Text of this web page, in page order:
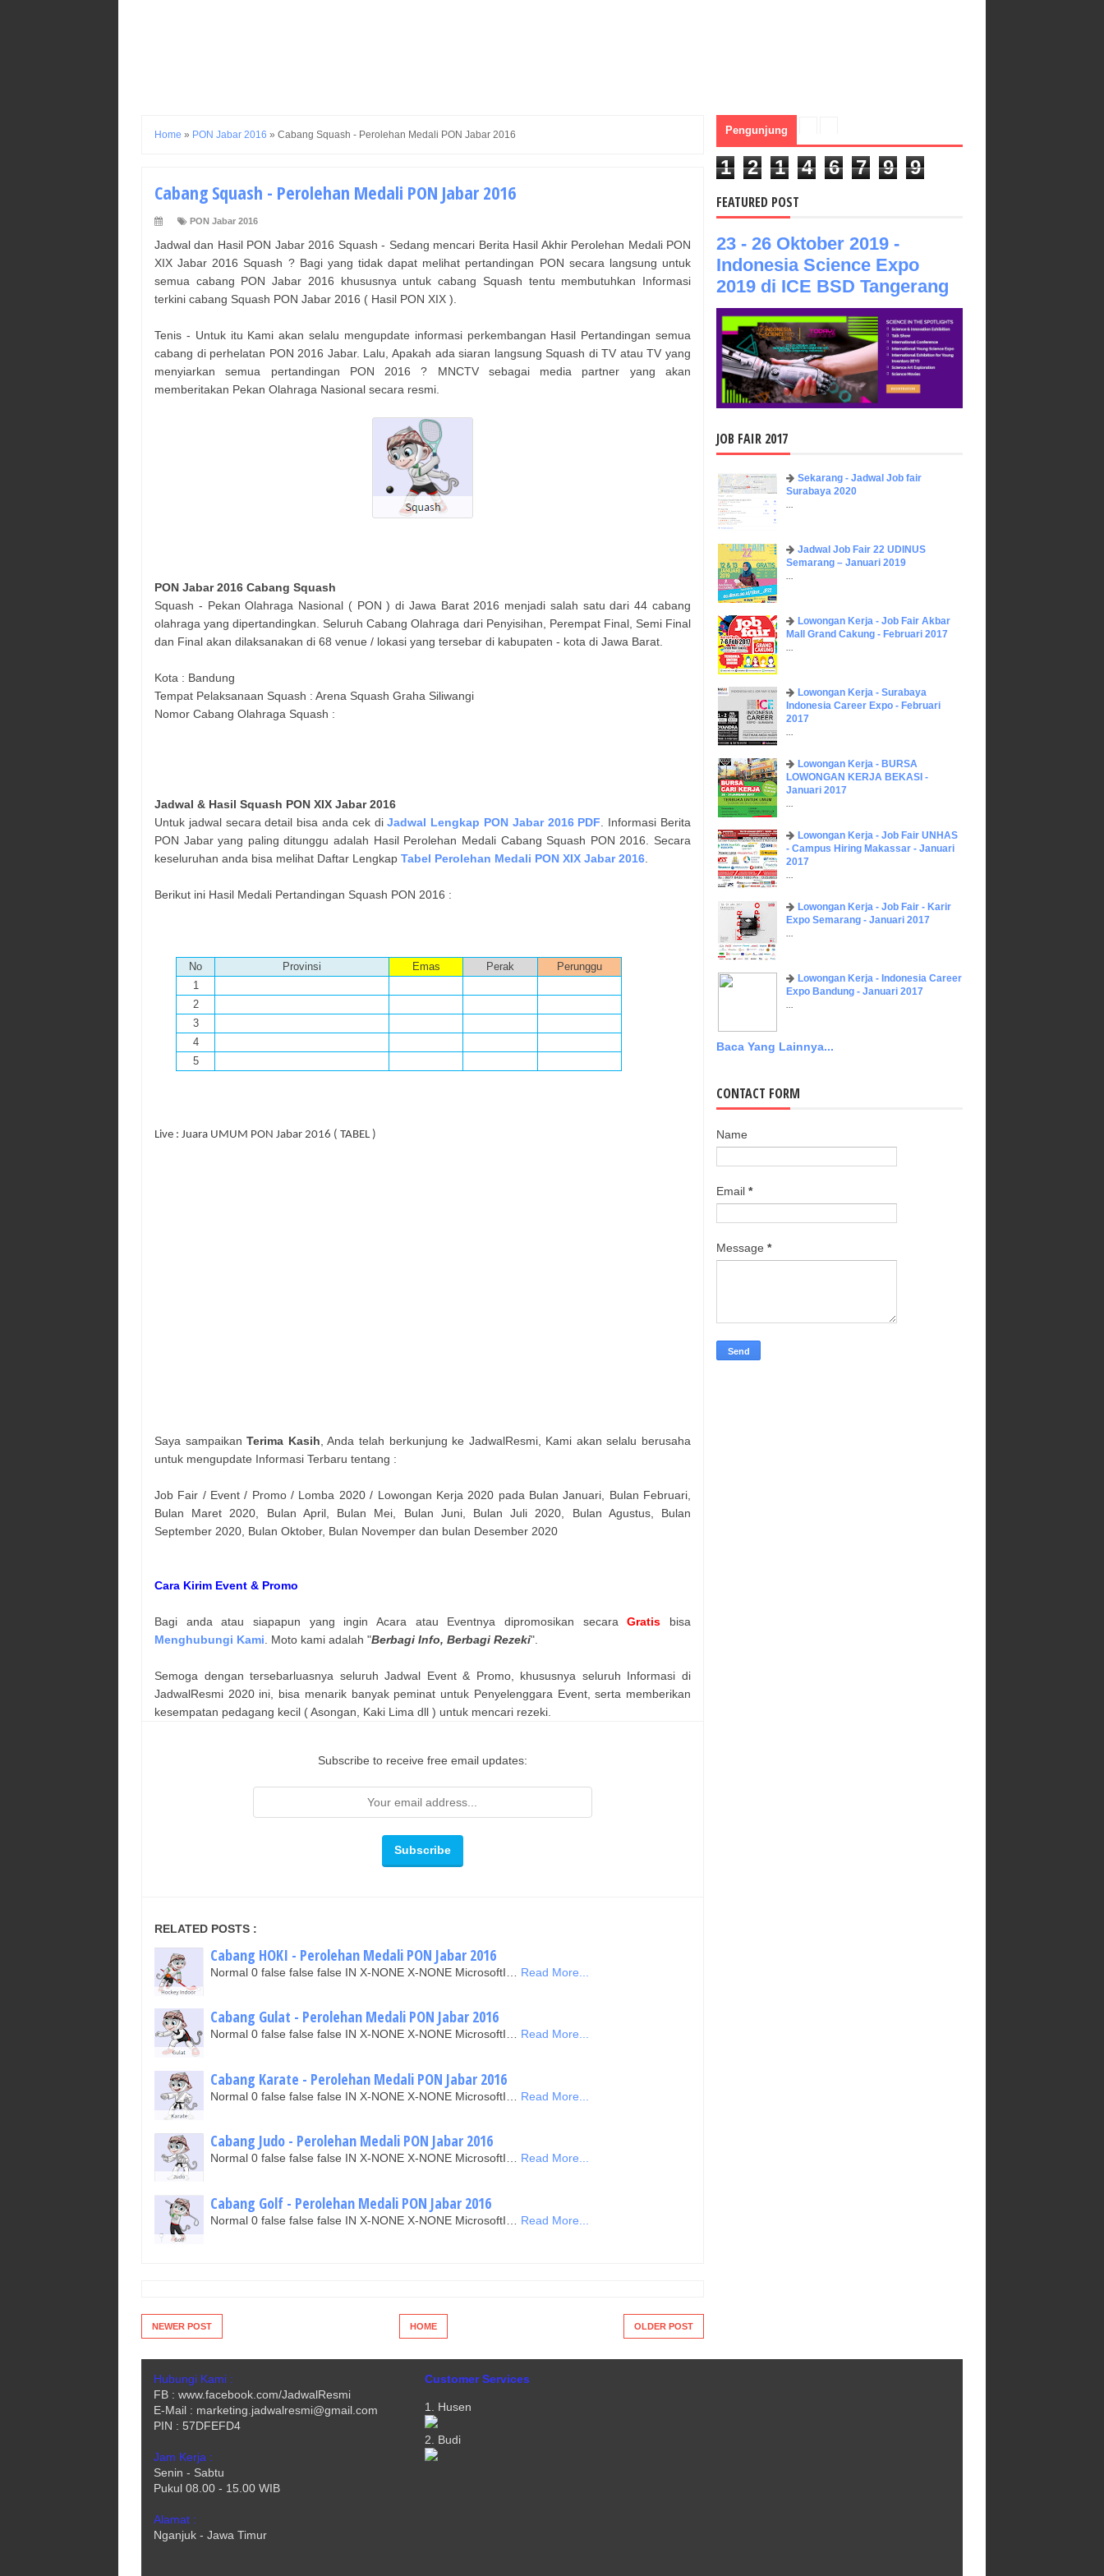
Home » PON Jabar 2016 » Cabang Squash - Perolehan Medali PON Jabar 2016
Cabang Squash - Perolehan Medali PON Jabar 2016
PON Jabar 2016
Jadwal dan Hasil PON Jabar 2016 Squash - Sedang mencari Berita Hasil Akhir Perolehan Medali PON
XIX Jabar 2016 Squash ? Bagi yang tidak dapat melihat pertandingan PON secara langsung untuk
semua cabang PON Jabar 2016 khususnya untuk cabang Squash tentu membutuhkan Informasi
terkini cabang Squash PON Jabar 2016 ( Hasil PON XIX ).
Tenis - Untuk itu Kami akan selalu mengupdate informasi perkembangan Hasil Pertandingan semua
cabang di perhelatan PON 2016 Jabar. Lalu, Apakah ada siaran langsung Squash di TV atau TV yang
menyiarkan semua pertandingan PON 2016 ? MNCTV sebagai media partner yang akan
memberitakan Pekan Olahraga Nasional secara resmi.
PON Jabar 2016 Cabang Squash
Squash - Pekan Olahraga Nasional ( PON ) di Jawa Barat 2016 menjadi salah satu dari 44 cabang
olahraga yang dipertandingkan. Seluruh Cabang Olahraga dari Penyisihan, Perempat Final, Semi Final
dan Final akan dilaksanakan di 68 venue / lokasi yang tersebar di kabupaten - kota di Jawa Barat.
Kota : Bandung
Tempat Pelaksanaan Squash : Arena Squash Graha Siliwangi
Nomor Cabang Olahraga Squash :
Jadwal & Hasil Squash PON XIX Jabar 2016
Untuk jadwal secara detail bisa anda cek diJadwal Lengkap PON Jabar 2016 PDF . Informasi Berita
PON Jabar yang paling ditunggu adalah Hasil Perolehan Medali Cabang Squash PON 2016. Secara
keseluruhan anda bisa melihat Daftar Lengkap Tabel Perolehan Medali PON XIX Jabar 2016
Berikut ini Hasil Medali Pertandingan Squash PON 2016 :
No Provinsi Emas Perak
Perunggu
1
2
3
4
5
Live : Juara UMUM PON Jabar 2016 ( TABEL )
Saya sampaikanTerima Kasih , Anda telah berkunjung ke JadwalResmi, Kami akan selalu berusaha
untuk mengupdate Informasi Terbaru tentang :
Job Fair / Event / Promo / Lomba 2020 / Lowongan Kerja 2020 pada Bulan Januari, Bulan Februari,
Bulan Maret 2020, Bulan April, Bulan Mei, Bulan Juni, Bulan Juli 2020, Bulan Agustus, Bulan
September 2020, Bulan Oktober, Bulan Novemper dan bulan Desember 2020
Cara Kirim Event & Promo
Bagi anda atau siapapun yang ingin Acara atau Eventnya dipromosikan secaraGratis bisa
Menghubungi Kami . Moto kami adalah "Berbagi Info, Berbagi Rezeki".
Semoga dengan tersebarluasnya seluruh Jadwal Event & Promo, khususnya seluruh Informasi di
JadwalResmi 2020 ini, bisa menarik banyak peminat untuk Penyelenggara Event, serta memberikan
kesempatan pedagang kecil ( Asongan, Kaki Lima dll ) untuk mencari rezeki.
Subscribe to receive free email updates:
RELATED POSTS :
Cabang HOKI - Perolehan Medali PON Jabar 2016
Normal 0 false false false IN X-NONE X-NONE MicrosoftI… Read More...
Cabang Gulat - Perolehan Medali PON Jabar 2016
Normal 0 false false false IN X-NONE X-NONE MicrosoftI… Read More...
Cabang Karate - Perolehan Medali PON Jabar 2016
Normal 0 false false false IN X-NONE X-NONE MicrosoftI… Read More...
Cabang Judo - Perolehan Medali PON Jabar 2016
Normal 0 false false false IN X-NONE X-NONE MicrosoftI… Read More...
Cabang Golf - Perolehan Medali PON Jabar 2016
Normal 0 false false false IN X-NONE X-NONE MicrosoftI… Read More...
NEWER POST OLDER POST
HOME
Pengunjung
1 2 1 4 6 7 9 9
FEATURED POST
23 - 26 Oktober 2019 -
Indonesia Science Expo
2019 di ICE BSD Tangerang
JOB FAIR 2017
Sekarang - Jadwal Job fair
Surabaya 2020
...
Jadwal Job Fair 22 UDINUS
Semarang – Januari 2019
...
Lowongan Kerja - Job Fair ​Akbar ​
Mall Grand Cakung - Februari 2017
...
Lowongan Kerja - Surabaya
Indonesia Career Expo - Februari
2017
...
Lowongan Kerja - BURSA
LOWONGAN KERJA BEKASI -
Januari 2017
...
Lowongan Kerja - Job Fair UNHAS
- Campus Hiring Makassar - Januari
2017
...
Lowongan Kerja - Job Fair - Karir
Expo Semarang - Januari 2017
...
Lowongan Kerja - Indonesia Career
Expo Bandung - Januari 2017
...
Baca Yang Lainnya...
CONTACT FORM
Name
Email *
Message *
Hubungi Kami :
FB : www.facebook.com/JadwalResmi
E-Mail : marketing.jadwalresmi@gmail.com
PIN : 57DFEFD4
Jam Kerja :
Senin - Sabtu
Pukul 08.00 - 15.00 WIB
Alamat :
Nganjuk - Jawa Timur
Customer Services
1. Husen
2. Budi